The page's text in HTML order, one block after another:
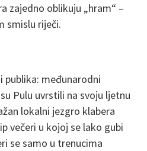
zajedno oblikuju „hram“ –
smislu riječi.
publika: međunarodni
Pulu uvrstili na svoju ljetnu
lokalni jezgro klabera
večeri u kojoj se lako gubi
se samo u trenucima